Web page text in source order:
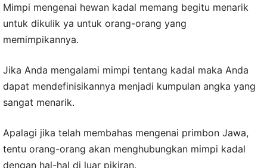
Mimpi mengenai hewan kadal memang begitu menarik
untuk dikulik ya untuk orang-orang yang
memimpikannya.
Jika Anda mengalami mimpi tentang kadal maka Anda
dapat mendefinisikannya menjadi kumpulan angka yang
sangat menarik.
Apalagi jika telah membahas mengenai primbon Jawa,
tentu orang-orang akan menghubungkan mimpi kadal
dengan hal-hal di luar pikiran.